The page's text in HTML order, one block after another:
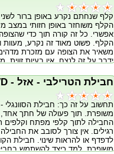
קלף שנחתם נקרע באופן ברור
הקלף משוחזר באופן חזותי במצב
אפשרי. כל זה קורה תוך כדי
הקלף. פשוט מאוד זה נקרע, מעוות
משאיר את הצופה עם מזכרת
ידבר על זה לנצח. אין בעיות זווית,
הדרכה מלאה באנגלית!!
חבילת הטרילבי - אזל - The Trilby Deck - DVD
תחשוב על זה כך: חבילת הסוונגלי
משופרת. תוך פעולה של חתך
החבילה לתוך קלפי מפתח וקלפים
רגילים. אין צורך לסובב את החבילה
לדפדף או להראות שינוי. חבילת
משופרת. למד כיצד להשתמש